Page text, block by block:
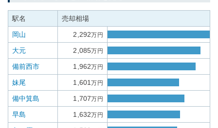
駅名 売却相場
岡山 2,292万円
大元 2,085万円
備前西市 1,962万円
妹尾 1,601万円
備中箕島 1,707万円
早島 1,632万円